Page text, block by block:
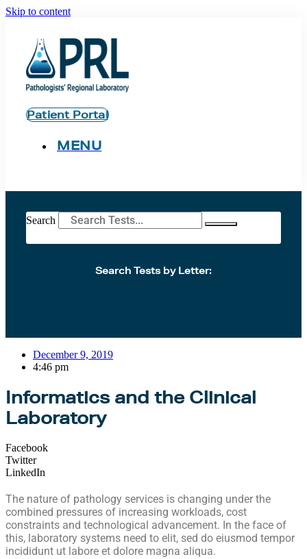
Skip to content
Patient Portal
MENU
Search
Search Tests by Letter:
December 9, 2019
4:46 pm
Informatics and the Clinical
Laboratory
Facebook
Twitter
LinkedIn
The nature of pathology services is changing under the
combined pressures of increasing workloads, cost
constraints and technological advancement. In the face of
this, laboratory systems need to elit, sed do eiusmod tempor
incididunt ut labore et dolore magna aliqua.